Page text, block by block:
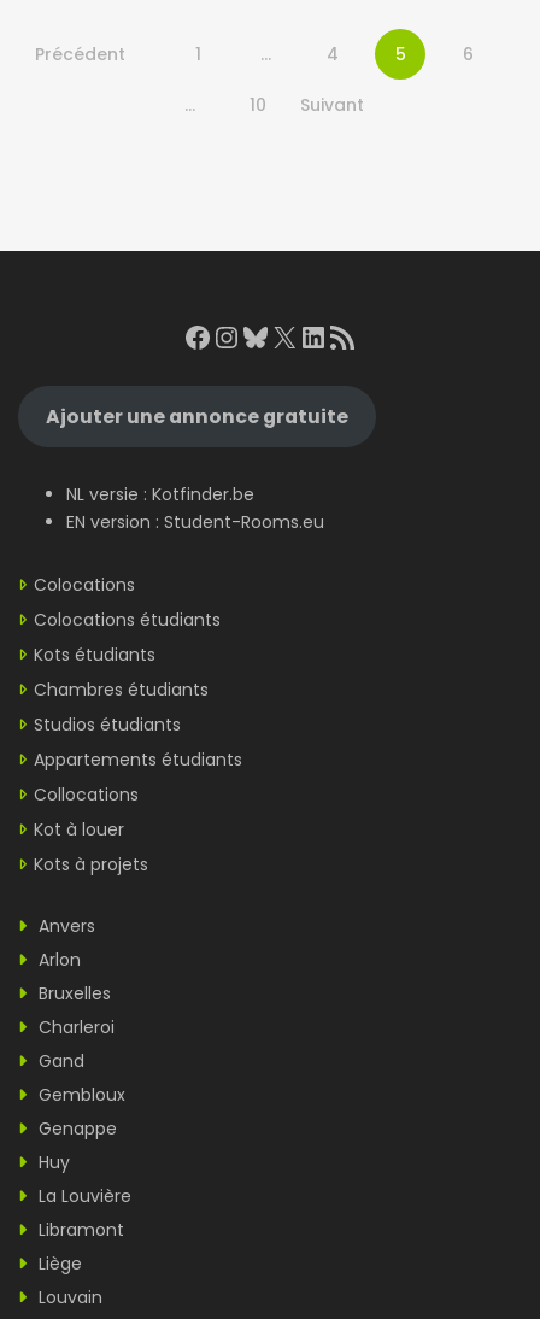
Précédent 1 … 4 5 6
… 10 Suivant
Facebook
Instagram
Bluesky
X LinkedIn
RSS Feed
Ajouter une annonce gratuite
NL versie : Kotfinder.be
EN version : Student-Rooms.eu
Colocations
Colocations étudiants
Kots étudiants
Chambres étudiants
Studios étudiants
Appartements étudiants
Collocations
Kot à louer
Kots à projets
Anvers
Arlon
Bruxelles
Charleroi
Gand
Gembloux
Genappe
Huy
La Louvière
Libramont
Liège
Louvain